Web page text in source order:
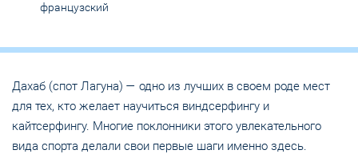
французский
Дахаб (спот Лагуна) — одно из лучших в своем роде мест
для тех, кто желает научиться виндсерфингу и
кайтсерфингу. Многие поклонники этого увлекательного
вида спорта делали свои первые шаги именно здесь.